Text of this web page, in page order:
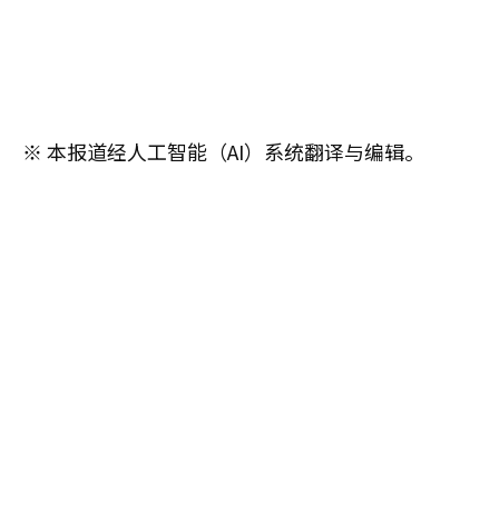
※ 本报道经人工智能（AI）系统翻译与编辑。